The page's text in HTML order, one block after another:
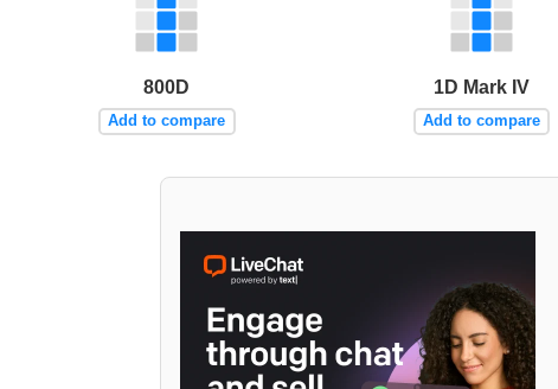
800D
Add to compare
1D Mark IV
Add to compare